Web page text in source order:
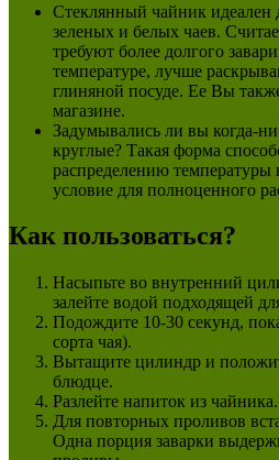
Стеклянный чайник идеален
зеленых и белых чаев.
требуют более долгого
температуре, лучше
глиняной посуде. Ее Вы
магазине.
Задумывались ли вы когда-
круглые? Такая форма
распределению
условие для полноценного
Как пользоваться?
Насыпьте во внутренний
залейте водой подходящей
Подождите 10-30 секунд,
сорта чая).
Вытащите цилиндр и
блюдце.
Разлейте напиток из чайника.
Для повторных проливов
Одна порция заварки